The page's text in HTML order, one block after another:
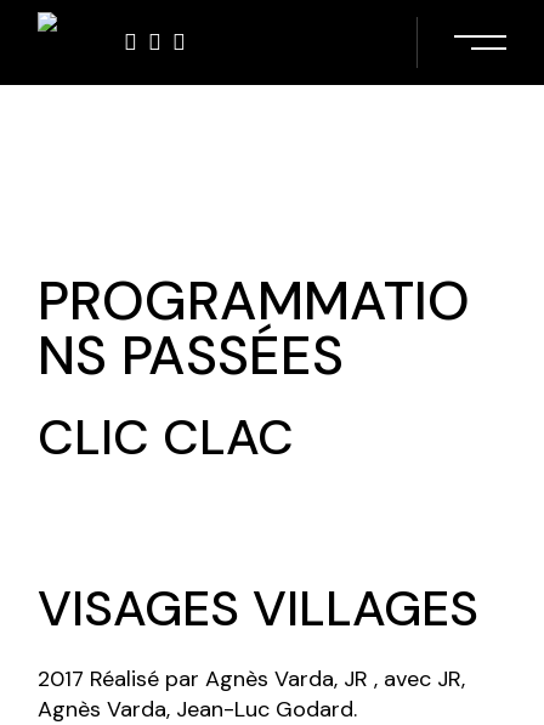
Skip
PROGRAMMATIO
NS PASSÉES
CLIC CLAC
VISAGES VILLAGES
2017 Réalisé par Agnès Varda, JR , avec JR,
Agnès Varda, Jean-Luc Godard.